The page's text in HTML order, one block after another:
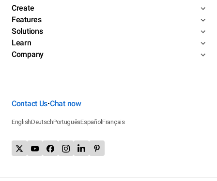
Create
Features
Solutions
Learn
Company
Contact Us•Chat now
EnglishDeutschPortuguêsEspañolFrançais